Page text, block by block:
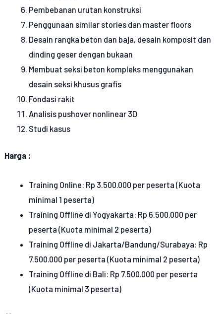
Pembebanan urutan konstruksi
Penggunaan similar stories dan master floors
Desain rangka beton dan baja, desain komposit dan
dinding geser dengan bukaan
Membuat seksi beton kompleks menggunakan
desain seksi khusus grafis
Fondasi rakit
Analisis pushover nonlinear 3D
Studi kasus
Harga :
Training Online: Rp 3.500.000 per peserta (Kuota
minimal 1 peserta)
Training Offline di Yogyakarta: Rp 6.500.000 per
peserta (Kuota minimal 2 peserta)
Training Offline di Jakarta/Bandung/Surabaya: Rp
7.500.000 per peserta (Kuota minimal 2 peserta)
Training Offline di Bali: Rp 7.500.000 per peserta
(Kuota minimal 3 peserta)